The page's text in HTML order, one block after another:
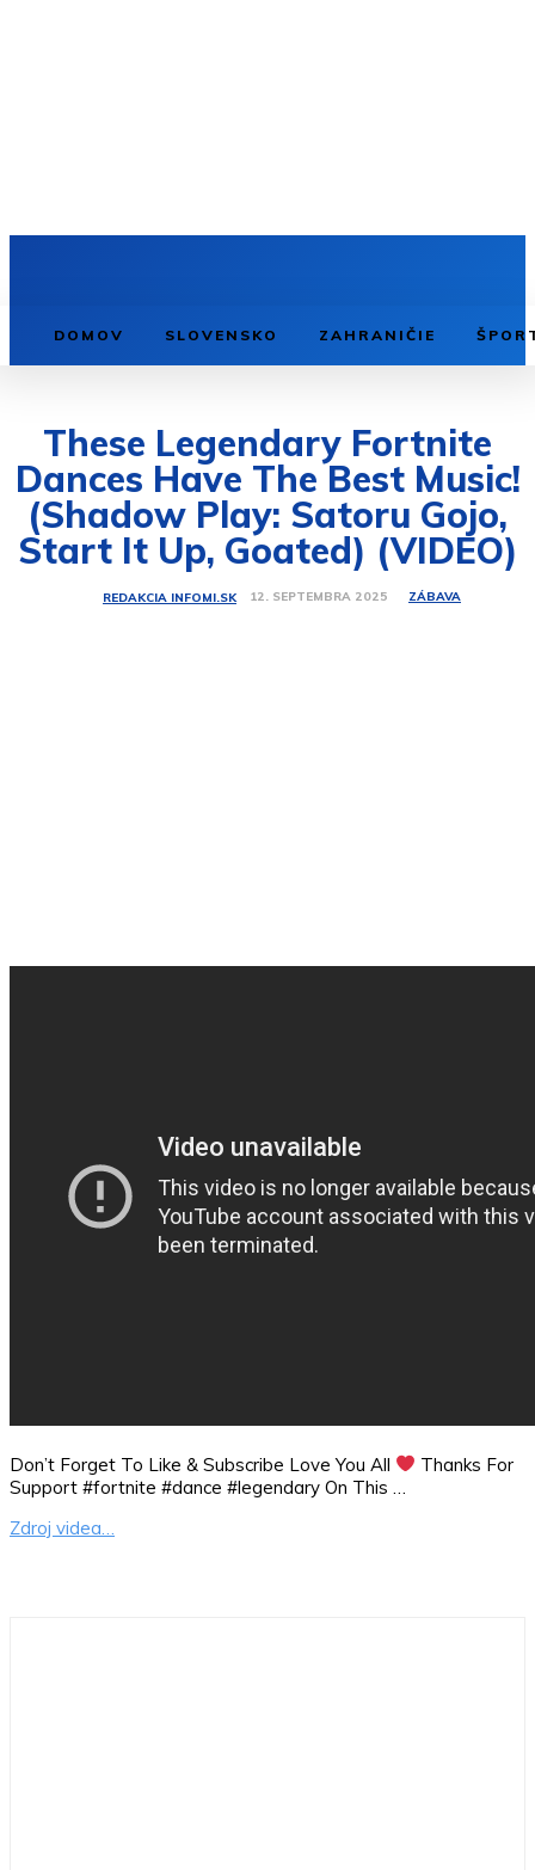
DOMOV SLOVENSKO ZAHRANIČIE
These Legendary Fortnite
Dances Have The Best Music!
(Shadow Play: Satoru Gojo,
Start It Up, Goated) (VIDEO)
REDAKCIA INFOMI.SK 12. SEPTEMBRA 2025 ZÁBAVA
Don’t Forget To Like & Subscribe Love You All
Thanks For
Support #fortnite​ #dance​ #legendary​ On This …
Zdroj videa…